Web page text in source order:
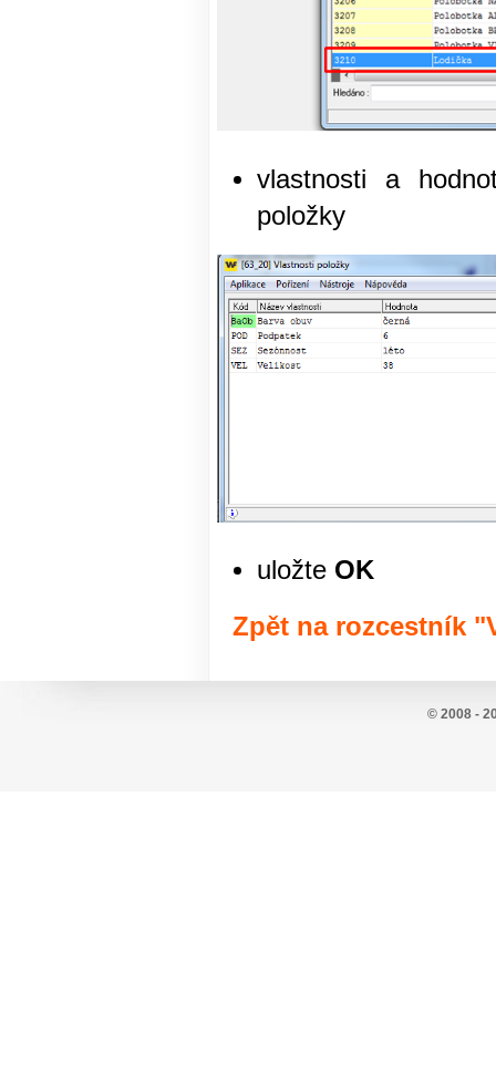
vlastnosti a
položky
uložte OK
Zpět na rozcestník
© 2008 -